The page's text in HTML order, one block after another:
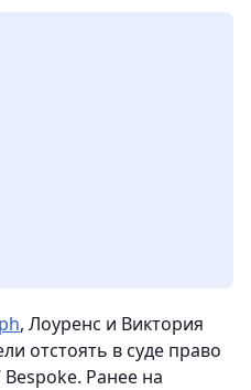
, Лоуренс и Виктория
отстоять в суде право
Ранее на